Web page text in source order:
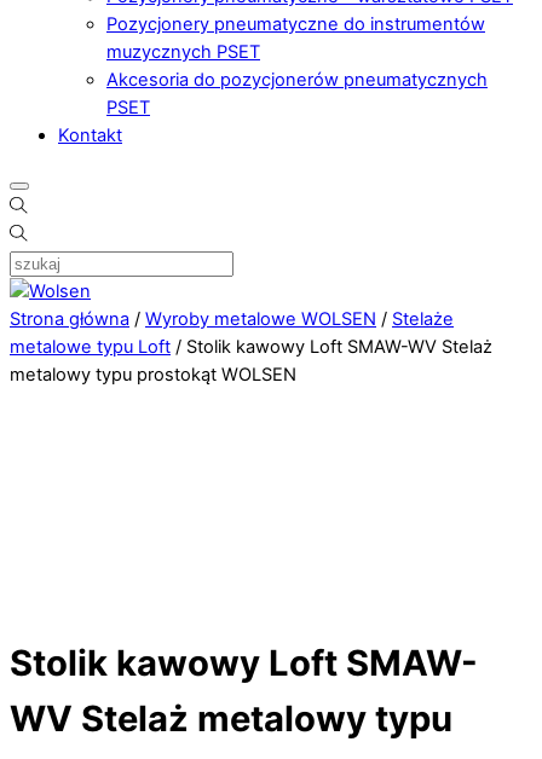
Pozycjonery pneumatyczne do instrumentów
muzycznych PSET
Akcesoria do pozycjonerów pneumatycznych
PSET
Kontakt
Strona główna / Wyroby metalowe WOLSEN / Stelaże
metalowe typu Loft / Stolik kawowy Loft SMAW-WV Stelaż
metalowy typu prostokąt WOLSEN
Stolik kawowy Loft SMAW-
WV Stelaż metalowy typu